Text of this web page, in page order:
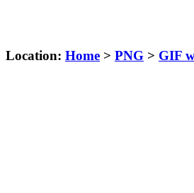
Location: Home > PNG > GIF